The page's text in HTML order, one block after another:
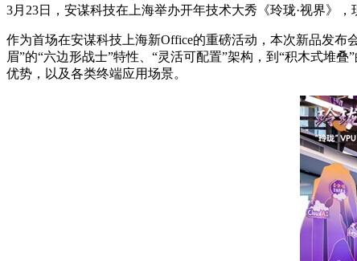
3月23日，安谋科技在上海举办开年技术大秀《玲珑·视界》
作为首场在安谋科技上海新Office的重磅活动，本次新品发布
眉”的“六边形战士”特性、“灵活可配置”架构，到“积木式堆
优势，以及各类终端应用场景。